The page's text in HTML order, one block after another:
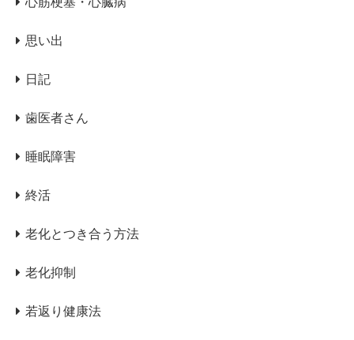
思い出
日記
歯医者さん
睡眠障害
終活
老化とつき合う方法
老化抑制
若返り健康法